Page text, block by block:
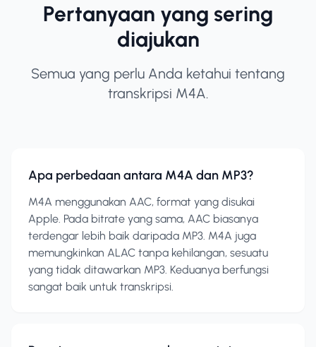
Pertanyaan yang sering
diajukan
Semua yang perlu Anda ketahui tentang
transkripsi M4A.
Apa perbedaan antara M4A dan MP3?
M4A menggunakan AAC, format yang disukai
Apple. Pada bitrate yang sama, AAC biasanya
terdengar lebih baik daripada MP3. M4A juga
memungkinkan ALAC tanpa kehilangan, sesuatu
yang tidak ditawarkan MP3. Keduanya berfungsi
sangat baik untuk transkripsi.